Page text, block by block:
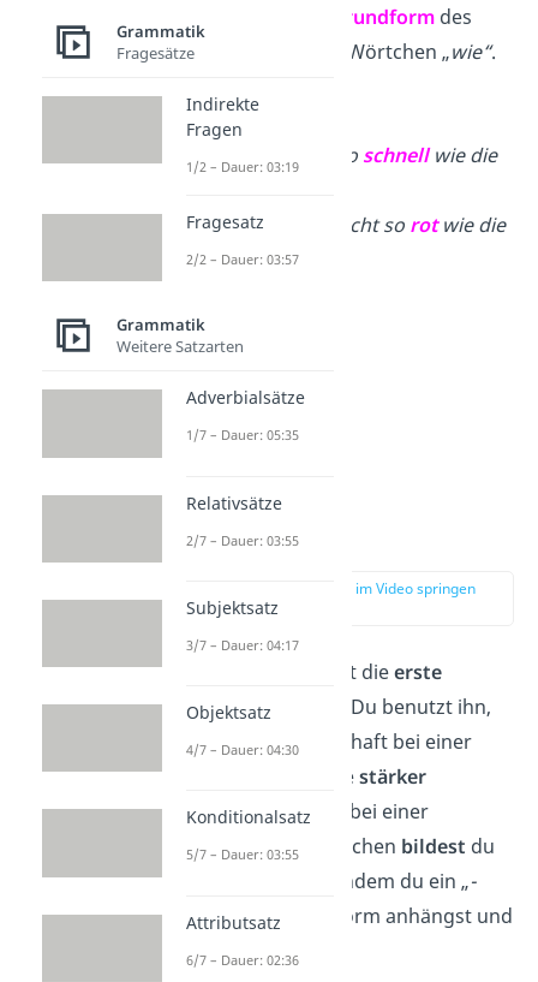
Grundformdes
Adjektivs und das Wörtchen „wie“.
Beispiele
Der Hund ist so schnell wie die
Der Apfel ist nicht so rot wie die
Tomate.
Komparativ
zur Stelle im Video springen
ist dieerste
Steigerungsform
. Du benutzt ihn,
wenn eine Eigenschaft bei einer
Person oder Sachestärker
ausgeprägt ist als bei einer
anderen. Im Deutschen bildest du
den Komparativ, indem du ein „-
er“an die Grundform anhängst und
ein „als“ergänzt.
Grammatik
Fragesätze
Indirekte
Fragen
1/2 – Dauer: 03:19
Fragesatz
2/2 – Dauer: 03:57
Grammatik
Weitere Satzarten
Adverbialsätze
1/7 – Dauer: 05:35
Relativsätze
2/7 – Dauer: 03:55
Subjektsatz
3/7 – Dauer: 04:17
Objektsatz
4/7 – Dauer: 04:30
Konditionalsatz
5/7 – Dauer: 03:55
Attributsatz
6/7 – Dauer: 02:36